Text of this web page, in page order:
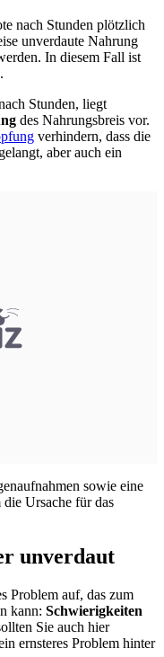
nach Stunden plötzlich
unverdaute Nahrung
In diesem Fall ist
Stunden, liegt
des Nahrungsbreis vor.
verhindern, dass die
aber auch ein
sowie eine
die Ursache für das
unverdaut
Problem auf, das zum
kann: Schwierigkeiten
Sie auch hier
ernsteres Problem hinter